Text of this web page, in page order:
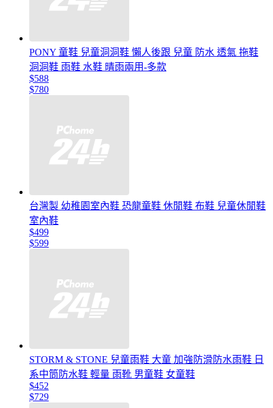
PONY 童鞋 兒童洞洞鞋 懶人後跟 兒童 防水 透氣 拖鞋
洞洞鞋 雨鞋 水鞋 晴雨兩用-多款
$588
$780
台灣製 幼稚園室內鞋 恐龍童鞋 休閒鞋 布鞋 兒童休閒鞋
室內鞋
$499
$599
STORM & STONE 兒童雨鞋 大童 加強防滑防水雨鞋 日
系中筒防水鞋 輕量 雨靴 男童鞋 女童鞋
$452
$729